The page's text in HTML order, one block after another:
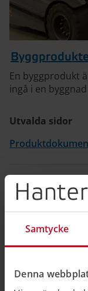
Samtycke
Denna
En byggprodukt
ingå i en
Utvalda sidor